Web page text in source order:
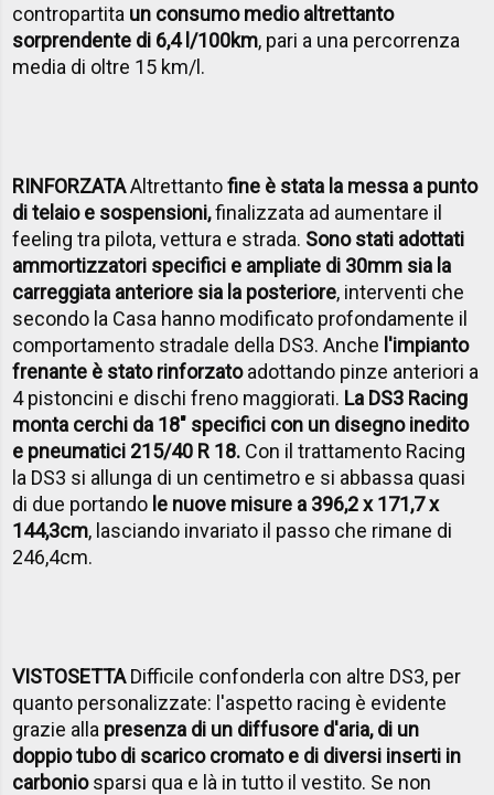
contropartita un consumo medio altrettanto
sorprendente di 6,4 l/100km, pari a una percorrenza
media di oltre 15 km/l.
RINFORZATAAltrettantofine è stata la messa a punto
di telaio e sospensioni,finalizzata ad aumentare il
feeling tra pilota, vettura e strada. Sono stati adottati
ammortizzatori specifici e ampliate di 30mm sia la
carreggiata anteriore sia la posteriore, interventi che
secondo la Casa hanno modificato profondamente il
comportamento stradale della DS3. Anche l'impianto
frenante è stato rinforzatoadottando pinze anteriori a
4 pistoncini e dischi freno maggiorati. La DS3 Racing
monta cerchi da 18" specifici con un disegno inedito
e pneumatici 215/40 R 18. Con il trattamento Racing
la DS3 si allunga di un centimetro e si abbassa quasi
di due portando le nuove misure a 396,2 x 171,7 x
144,3cm, lasciando invariato il passo che rimane di
246,4cm.
VISTOSETTADifficile confonderla con altre DS3, per
quanto personalizzate: l'aspetto racing è evidente
grazie alla presenza di un diffusore d'aria, di un
doppio tubo di scarico cromato e di diversi inserti in
carboniosparsi qua e là in tutto il vestito. Se non